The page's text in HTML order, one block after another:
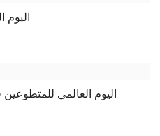
اليوم
اليوم العالمي للمتطوعين